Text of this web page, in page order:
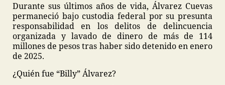
Durante sus últimos años de vida, Álvarez Cuevas
permaneció bajo custodia federal por su presunta
responsabilidad en los delitos de delincuencia
organizada y lavado de dinero de más de 114
millones de pesos tras haber sido detenido en enero
de 2025.
¿Quién fue “Billy” Álvarez?